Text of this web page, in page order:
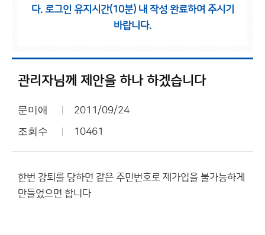
다. 로그인 유지시간(10분) 내 작성 완료하여 주시기
바랍니다.
관리자님께 제안을 하나 하겠습니다
문미애 2011/09/24
조회수 10461
한번 강퇴를 당하면 같은 주민번호로 제가입을 불가능하게
만들었으면 합니다